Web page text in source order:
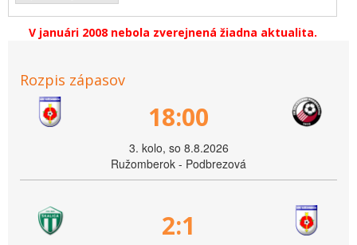
V januári 2008 nebola zverejnená žiadna aktualita.
Rozpis zápasov
18:00
3. kolo, so 8.8.2026
Ružomberok - Podbrezová
2:1